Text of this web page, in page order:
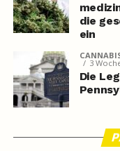
die
ein
3
Die